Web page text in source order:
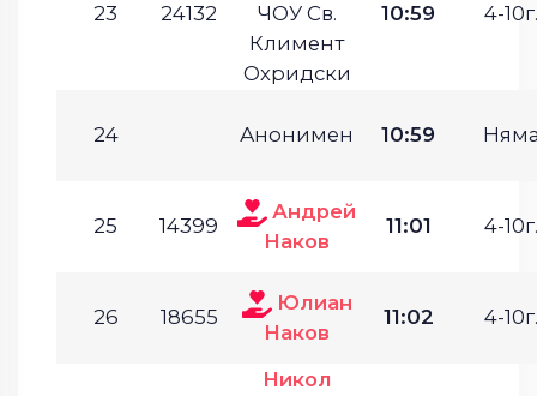
23 24132
ЧОУ Св.
Климент
Охридски
10:59 4-10г.
24 Анонимен 10:59
25 14399
Андрей
Наков
11:01 4-10г.
26 18655
Юлиан
Наков
11:02 4-10г.
Никол